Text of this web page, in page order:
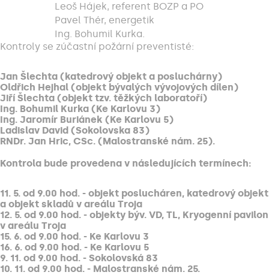
Leoš Hájek, referent BOZP a PO
Pavel Thér, energetik
Ing. Bohumil Kurka.
Kontroly se zúčastní požární preventisté:
Jan Šlechta (katedrový objekt a posluchárny)
Oldřich Hejhal (objekt bývalých vývojových dílen)
Jiří Šlechta (objekt tzv. těžkých laboratoří)
Ing. Bohumil Kurka (Ke Karlovu 3)
Ing. Jaromír Buriánek (Ke Karlovu 5)
Ladislav David (Sokolovska 83)
RNDr. Jan Hric, CSc. (Malostranské nám. 25).
Kontrola bude provedena v následujících termínech:
11. 5. od 9.00 hod. - objekt poslucháren, katedrový objekt
a objekt skladů v areálu Troja
12. 5. od 9.00 hod. - objekty býv. VD, TL, Kryogenní pavilon
v areálu Troja
15. 6. od 9.00 hod. - Ke Karlovu 3
16. 6. od 9.00 hod. - Ke Karlovu 5
9. 11. od 9.00 hod. - Sokolovská 83
10. 11. od 9.00 hod. - Malostranské nám. 25.